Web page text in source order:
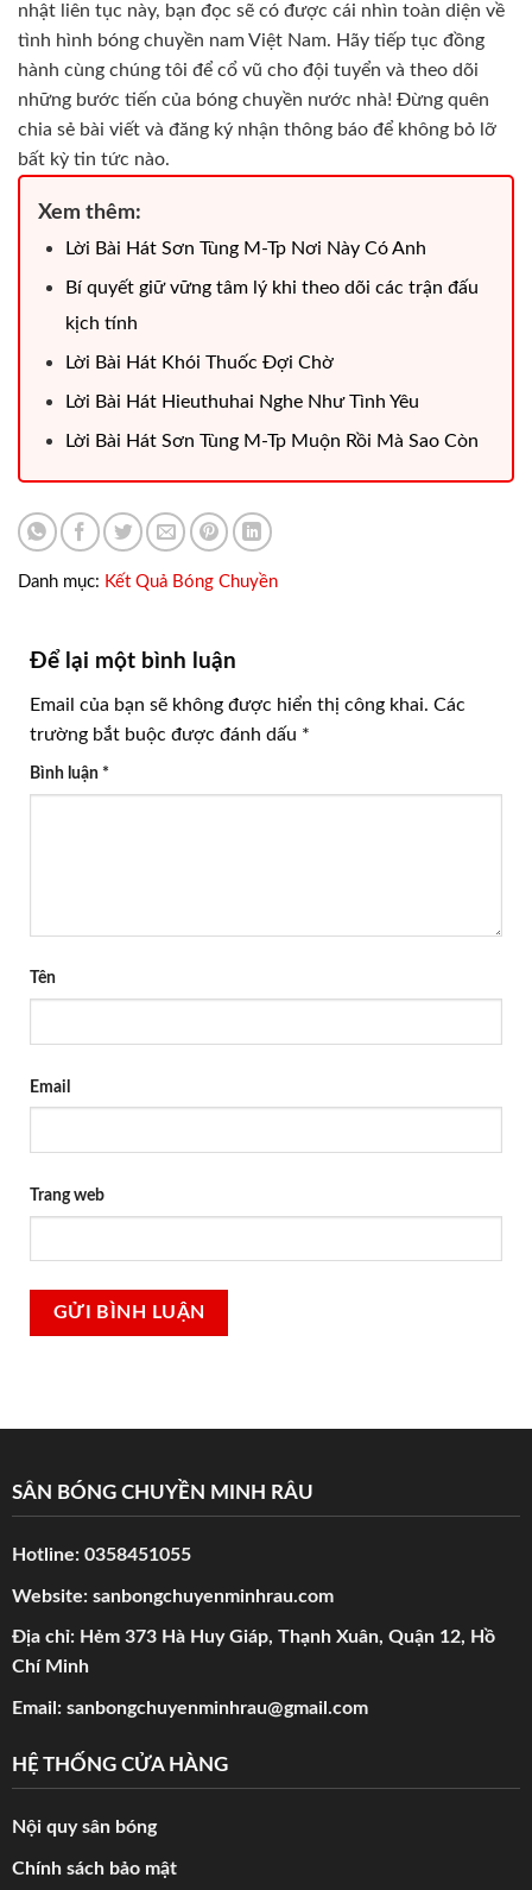
nhật liên tục này, bạn đọc sẽ có được cái nhìn toàn diện về
tình hình bóng chuyền nam Việt Nam. Hãy tiếp tục đồng
hành cùng chúng tôi để cổ vũ cho đội tuyển và theo dõi
những bước tiến của bóng chuyền nước nhà! Đừng quên
chia sẻ bài viết và đăng ký nhận thông báo để không bỏ lỡ
bất kỳ tin tức nào.
Xem thêm:
Lời Bài Hát Sơn Tùng M-Tp Nơi Này Có Anh
Bí quyết giữ vững tâm lý khi theo dõi các trận đấu
kịch tính
Lời Bài Hát Khói Thuốc Đợi Chờ
Lời Bài Hát Hieuthuhai Nghe Như Tình Yêu
Lời Bài Hát Sơn Tùng M-Tp Muộn Rồi Mà Sao Còn
Danh mục: Kết Quả Bóng Chuyền
Để lại một bình luận
Email của bạn sẽ không được hiển thị công khai. Các
trường bắt buộc được đánh dấu *
Bình luận *
Tên
Email
Trang web
SÂN BÓNG CHUYỀN MINH RÂU
Hotline: 0358451055
Website: sanbongchuyenminhrau.com
Địa chỉ: Hẻm 373 Hà Huy Giáp, Thạnh Xuân, Quận 12, Hồ
Chí Minh
Email: sanbongchuyenminhrau@gmail.com
HỆ THỐNG CỬA HÀNG
Nội quy sân bóng
Chính sách bảo mật